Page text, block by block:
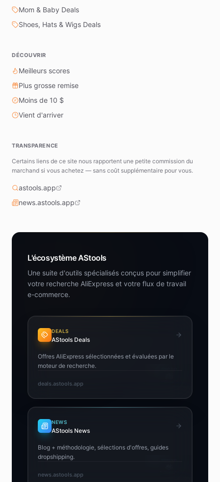
Mom & Baby Deals
Shoes, Hats & Wigs Deals
DÉCOUVRIR
Meilleurs scores
Plus grosse remise
Moins de 10 $
Vient d'arriver
TRANSPARENCE
Certains liens de ce site nous rapportent une petite commission du
marchand si vous achetez — sans coût supplémentaire pour vous.
astools.app
news.astools.app
L'écosystème AStools
Une suite d'outils spécialisés conçus pour simplifier
votre recherche AliExpress et votre flux de travail
e-commerce.
DEALS
AStools Deals
Offres AliExpress sélectionnées et évaluées par le
moteur de recherche.
deals.astools.app
NEWS
AStools News
Blog + méthodologie, sélections d'offres, guides
dropshipping.
news.astools.app